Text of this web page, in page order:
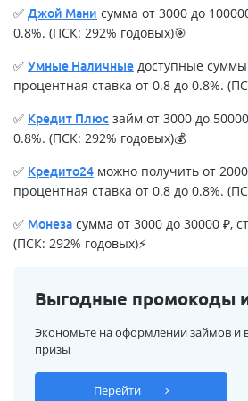
✅ Джой Мани сумма от 3000 до
0.8%. (ПСК: 292% годовых)🎯
✅ Умные Наличные доступные
процентная ставка от 0.8 до 0.8%.
✅ Кредит Плюс займ от 3000 до
0.8%. (ПСК: 292% годовых)💰
✅ Кредито24 можно получить от
процентная ставка от 0.8 до 0.8%.
✅ Монеза сумма от 3000 до 30000 ₽,
(ПСК: 292% годовых)⚡
Выгодные промокоды
Экономьте на оформлении займов и
призы
Перейти